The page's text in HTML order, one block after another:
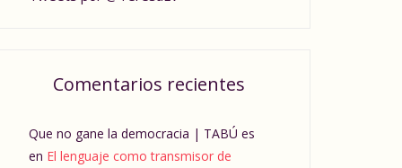
Comentarios recientes
Que no gane la democracia | TABÚ es
en El lenguaje como transmisor de